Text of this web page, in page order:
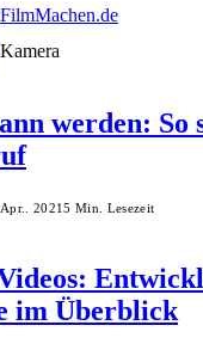
Kamera
werden: So
20215 Min. Lesezeit
im Überblick